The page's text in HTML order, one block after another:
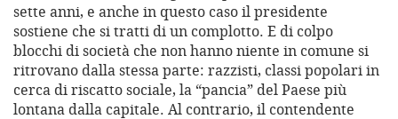
sette anni, e anche in questo caso il presidente
sostiene che si tratti di un complotto. E di colpo
blocchi di società che non hanno niente in comune si
ritrovano dalla stessa parte: razzisti, classi popolari in
cerca di riscatto sociale, la “pancia” del Paese più
lontana dalla capitale. Al contrario, il contendente